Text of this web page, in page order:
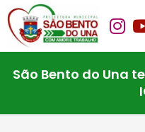
São Bento do Una